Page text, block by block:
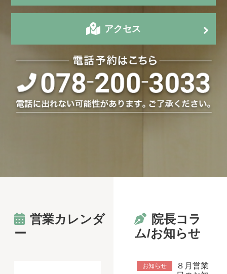
アクセス
営業カレンダ
ー
院長コラ
ム/お知らせ
お知らせ
８月営業